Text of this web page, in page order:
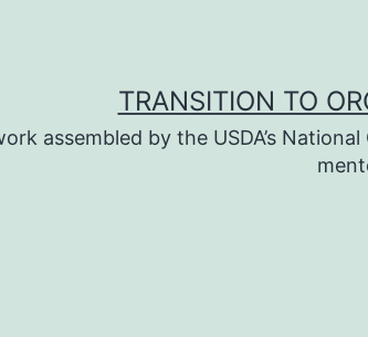
TRANSITION TO
assembled by the USDA’s